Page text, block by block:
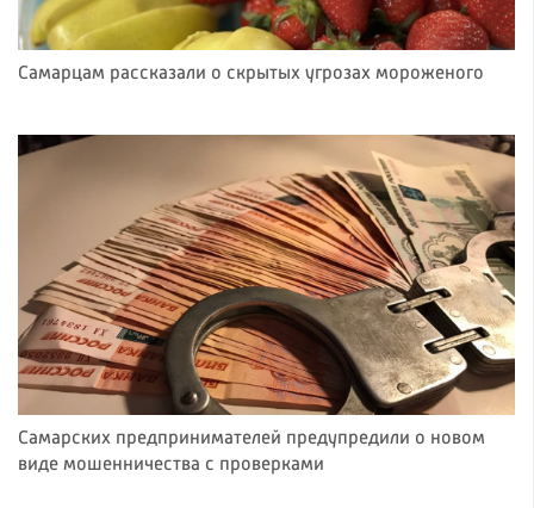
Самарцам рассказали о скрытых угрозах мороженого
Самарских предпринимателей предупредили о новом
виде мошенничества с проверками